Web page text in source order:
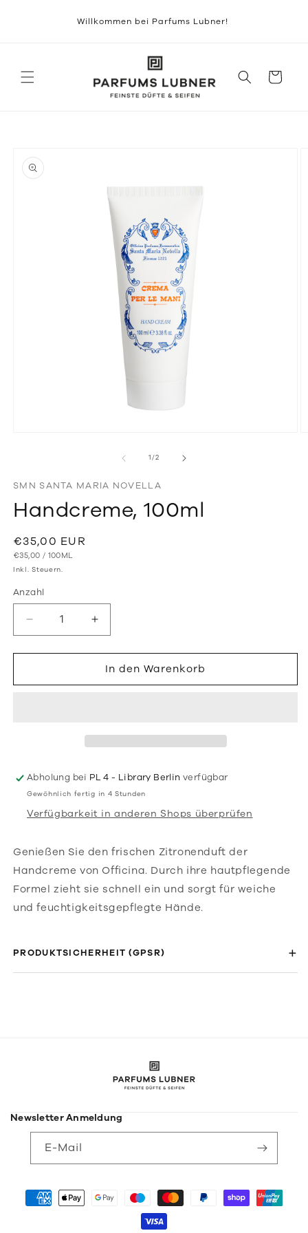
Willkommen bei Parfums Lubner!
Warenkorb
1/von
2
SMN SANTA MARIA NOVELLA
Handcreme, 100ml
Normaler
Preis
€35,00 EUR
GRUNDPREIS
€35,00 / PRO
100ML
Inkl. Steuern.
Anzahl
Verringere
die
Menge
Handcreme,
Erhöhe
die
Menge
für
Handcreme,
In den Warenkorb
Abholung bei PL 4 - Library Berlin verfügbar
Gewöhnlich fertig in 4 Stunden
Verfügbarkeit in anderen Shops überprüfen
Genießen Sie den frischen Zitronenduft der
Handcreme von Officina. Durch ihre hautpflegende
Formel zieht sie schnell ein und sorgt für weiche
und feuchtigkeitsgepflegte Hände.
PRODUKTSICHERHEIT (GPSR)
Newsletter Anmeldung
E-Mail
Zahlungsmethoden